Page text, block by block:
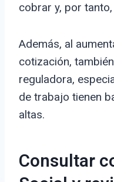
cobrar y, por
Además, al
cotización,
reguladora,
de trabajo tienen
altas.
Consultar